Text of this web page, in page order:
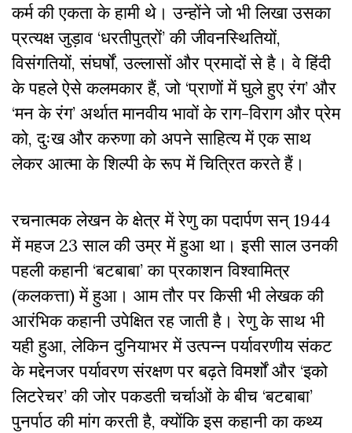
कर्म की एकता के हामी थे। उन्होंने जो भी लिखा उसका
प्रत्यक्ष जुड़ाव ‘धरतीपुत्रों’ की जीवनस्थितियों,
विसंगतियों, संघर्षों, उल्लासों और प्रमादों से है। वे हिंदी
के पहले ऐसे कलमकार हैं, जो ‘प्राणों में घुले हुए रंग’ और
‘मन के रंग’ अर्थात मानवीय भावों के राग-विराग और प्रेम
को, दुःख और करुणा को अपने साहित्य में एक साथ
लेकर आत्मा के शिल्पी के रूप में चित्रित करते हैं।
रचनात्मक लेखन के क्षेत्र में रेणु का पदार्पण सन् 1944
में महज 23 साल की उम्र में हुआ था। इसी साल उनकी
पहली कहानी ‘बटबाबा’ का प्रकाशन विश्वामित्र
(कलकत्ता) में हुआ। आम तौर पर किसी भी लेखक की
आरंभिक कहानी उपेक्षित रह जाती है। रेणु के साथ भी
यही हुआ, लेकिन दुनियाभर में उत्पन्न पर्यावरणीय संकट
के मद्देनजर पर्यावरण संरक्षण पर बढ़ते विमर्शों और ‘इको
लिटरेचर’ की जोर पकडती चर्चाओं के बीच ‘बटबाबा’
पुनर्पाठ की मांग करती है, क्योंकि इस कहानी का कथ्य